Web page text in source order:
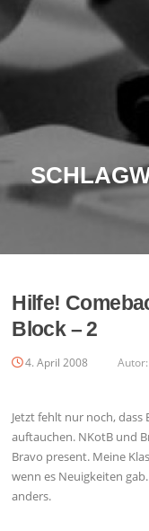
Hilfe!
Block – 2
4. April 2008 Autor:
Jetzt fehlt nur noch, dass
auftauchen. NKotB und
Bravo present. Meine
wenn es Neuigkeiten
anders.